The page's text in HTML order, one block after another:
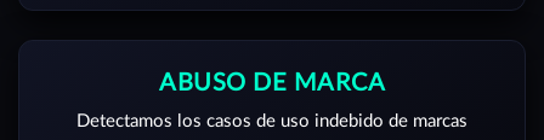
ABUSO DE MARCA
Detectamos los casos de uso indebido de marcas